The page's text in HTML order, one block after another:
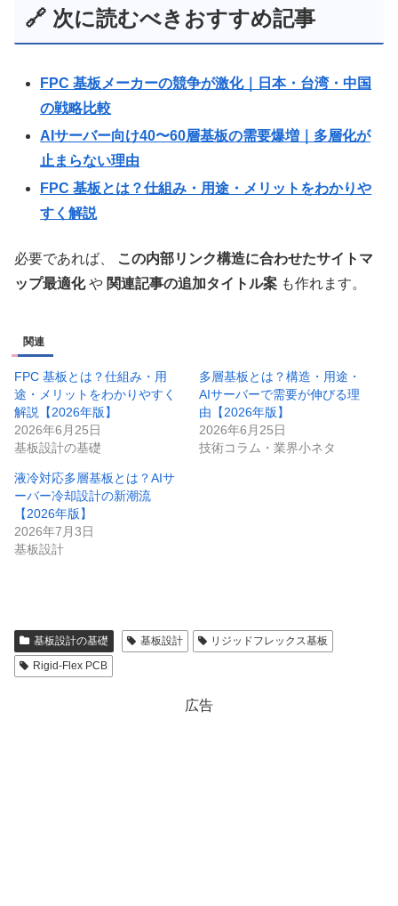
🔗 次に読むべきおすすめ記事
FPC 基板メーカーの競争が激化｜日本・台湾・中国
の戦略比較
AIサーバー向け40〜60層基板の需要爆増｜多層化が
止まらない理由
FPC 基板とは？仕組み・用途・メリットをわかりや
すく解説
必要であれば、
この内部リンク構造に合わせたサイトマ
ップ最適化や 関連記事の追加タイトル案 も作れます。
関連
FPC 基板とは？仕組み・用
途・メリットをわかりやすく
解説【2026年版】
2026年6月25日
基板設計の基礎
多層基板とは？構造・用途・
AIサーバーで需要が伸びる理
由【2026年版】
2026年6月25日
技術コラム・業界小ネタ
液冷対応多層基板とは？AIサ
ーバー冷却設計の新潮流
【2026年版】
2026年7月3日
基板設計
基板設計の基礎 基板設計
リジッドフレックス基板
Rigid‑Flex PCB
広告